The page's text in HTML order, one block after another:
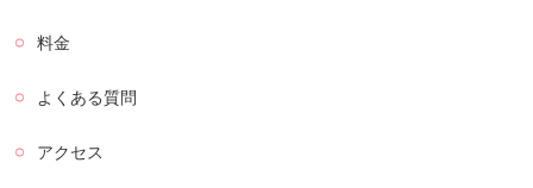
料金
よくある質問
アクセス